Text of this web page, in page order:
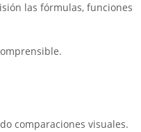
las fórmulas, funciones
comparaciones visuales.